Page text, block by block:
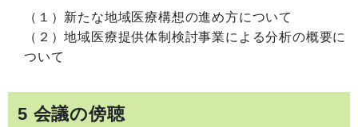
（１）新たな地域医療構想の進め方について
（２）地域医療提供体制検討事業による分析の概要に
ついて
5 会議の傍聴